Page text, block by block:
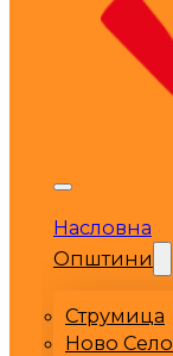
Насловна
Општини
Струмица
Ново Село